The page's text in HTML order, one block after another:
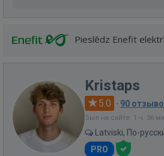
Pieslēdz Enefit
Kristaps
5.0 · 90
Был на сайте: 1 ч. 36
Latviski, По-
PRO